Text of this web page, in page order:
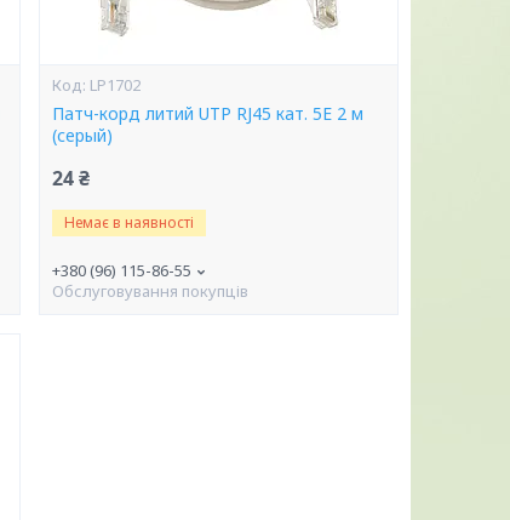
LP1702
Патч-корд литий UTP RJ45 кат. 5Е 2 м
(серый)
24 ₴
Немає в наявності
+380 (96) 115-86-55
Обслуговування покупців